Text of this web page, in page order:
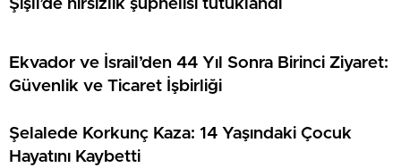
Şişli’de hırsızlık şüphelisi tutuklandı
Ekvador ve İsrail’den 44 Yıl Sonra Birinci Ziyaret:
Güvenlik ve Ticaret İşbirliği
Şelalede Korkunç Kaza: 14 Yaşındaki Çocuk
Hayatını Kaybetti